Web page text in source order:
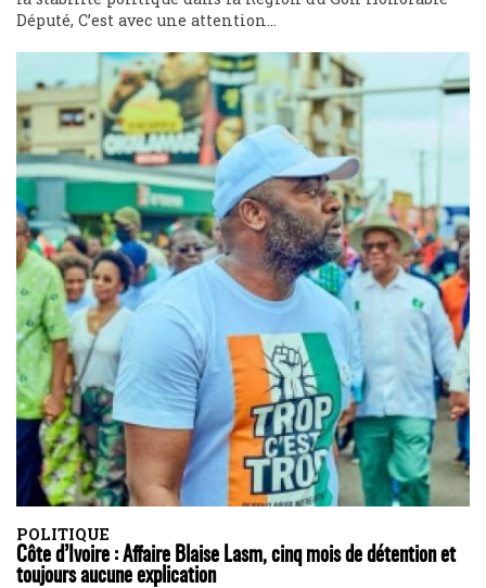
Député, C’est avec une attention...
POLITIQUE
Côte d’Ivoire : Affaire Blaise Lasm, cinq mois de détention et
toujours aucune explication